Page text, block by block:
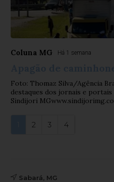
Coluna MG Há 1 semana
Foto: Thomaz Silva/Agência
destaques dos jornais e
Sindijori
2 3 4
Sabará, MG